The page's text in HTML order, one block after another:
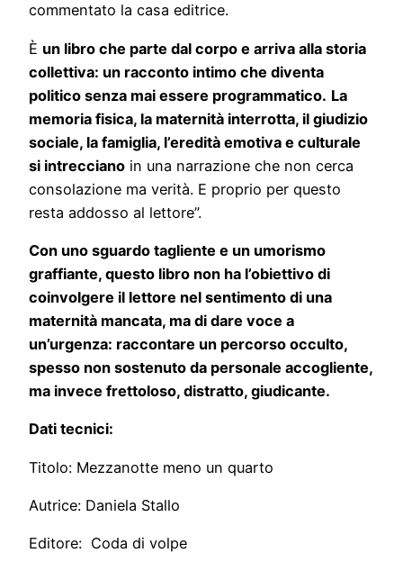
commentato la casa editrice.
È un libro che parte dal corpo e arriva alla storia
collettiva: un racconto intimo che diventa
politico senza mai essere programmatico. La
memoria fisica, la maternità interrotta, il giudizio
sociale, la famiglia, l’eredità emotiva e culturale
si intrecciano in una narrazione che non cerca
consolazione ma verità. E proprio per questo
resta addosso al lettore”.
Con uno sguardo tagliente e un umorismo
graffiante, questo libro non ha l’obiettivo di
coinvolgere il lettore nel sentimento di una
maternità mancata, ma di dare voce a
un’urgenza: raccontare un percorso occulto,
spesso non sostenuto da personale accogliente,
ma invece frettoloso, distratto, giudicante.
Dati tecnici:
Titolo: Mezzanotte meno un quarto
Autrice: Daniela Stallo
Editore: ‎ Coda di volpe